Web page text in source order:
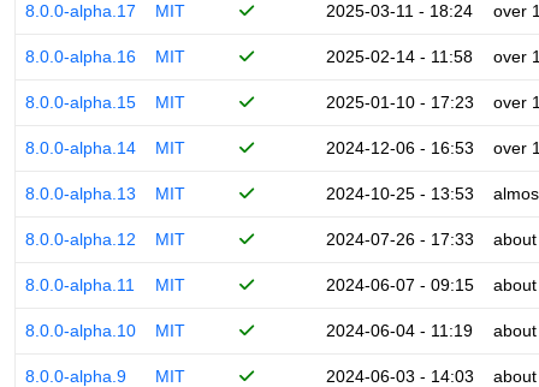
8.0.0-alpha.17 MIT 2025-03-11 - 18:24 over
8.0.0-alpha.16 MIT 2025-02-14 - 11:58 over
8.0.0-alpha.15 MIT 2025-01-10 - 17:23 over
8.0.0-alpha.14 MIT 2024-12-06 - 16:53 over
8.0.0-alpha.13 MIT 2024-10-25 - 13:53
8.0.0-alpha.12 MIT 2024-07-26 - 17:33
8.0.0-alpha.11 MIT 2024-06-07 - 09:15
8.0.0-alpha.10 MIT 2024-06-04 - 11:19
8.0.0-alpha.9 MIT 2024-06-03 - 14:03